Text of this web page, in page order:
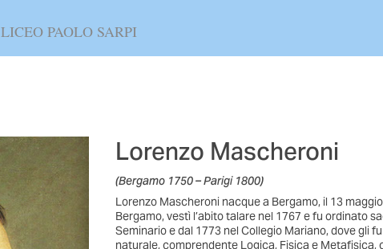
LICEO PAOLO SARPI
Lorenzo Mascheroni
(Bergamo 1750 – Parigi 1800)
Lorenzo Mascheroni nacque a Bergamo, il 13
Bergamo, vestì l’abito talare nel 1767 e fu ordinato
Seminario e dal 1773 nel Collegio Mariano, dove gli
naturale, comprendente Logica, Fisica e Metafisica,